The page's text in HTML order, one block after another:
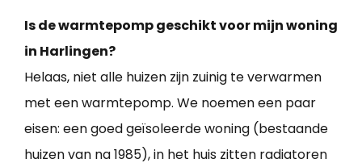
Is de warmtepomp geschikt voor mijn woning
in Harlingen?
Helaas, niet alle huizen zijn zuinig te verwarmen
met een warmtepomp. We noemen een paar
eisen: een goed geïsoleerde woning (bestaande
huizen van na 1985), in het huis zitten radiatoren